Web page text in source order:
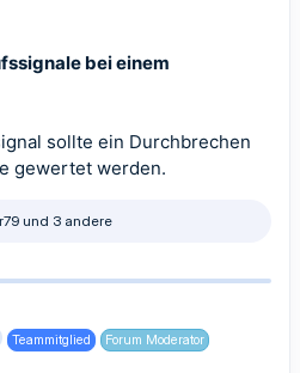
bei einem
sollte ein Durchbrechen
gewertet werden.
und 3 andere
Teammitglied Forum Moderator